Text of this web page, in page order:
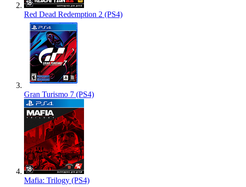
Red Dead Redemption 2 (PS4)
Gran Turismo 7 (PS4)
Mafia: Trilogy (PS4)